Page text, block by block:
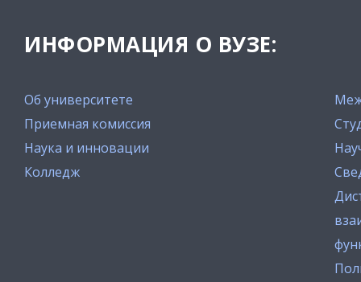
ИНФОРМАЦИЯ О ВУЗЕ:
Об университете
Приемная комиссия
Наука и инновации
Колледж